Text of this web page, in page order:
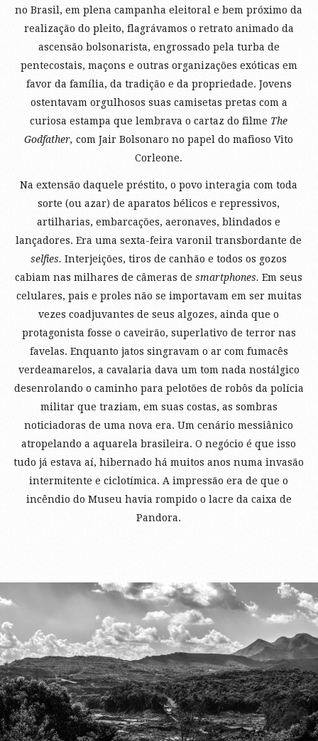
no Brasil, em plena campanha eleitoral e bem próximo da
realização do pleito, flagrávamos o retrato animado da
ascensão bolsonarista, engrossado pela turba de
pentecostais, maçons e outras organizações exóticas em
favor da família, da tradição e da propriedade. Jovens
ostentavam orgulhosos suas camisetas pretas com a
curiosa estampa que lembrava o cartaz do filme The
Godfather, com Jair Bolsonaro no papel do mafioso Vito
Corleone.
Na extensão daquele préstito, o povo interagia com toda
sorte (ou azar) de aparatos bélicos e repressivos,
artilharias, embarcações, aeronaves, blindados e
lançadores. Era uma sexta-feira varonil transbordante de
selfies. Interjeições, tiros de canhão e todos os gozos
cabiam nas milhares de câmeras desmartphones. Em seus
celulares, pais e proles não se importavam em ser muitas
vezes coadjuvantes de seus algozes, ainda que o
protagonista fosse o caveirão, superlativo de terror nas
favelas. Enquanto jatos singravam o ar com fumacês
verdeamarelos, a cavalaria dava um tom nada nostálgico
desenrolando o caminho para pelotões de robôs da polícia
militar que traziam, em suas costas, as sombras
noticiadoras de uma nova era. Um cenário messiânico
atropelando a aquarela brasileira. O negócio é que isso
tudo já estava aí, hibernado há muitos anos numa invasão
intermitente e ciclotímica. A impressão era de que o
incêndio do Museu havia rompido o lacre da caixa de
Pandora.